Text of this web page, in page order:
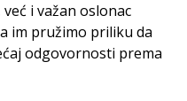
i važan oslonac
im pružimo priliku da
odgovornosti prema